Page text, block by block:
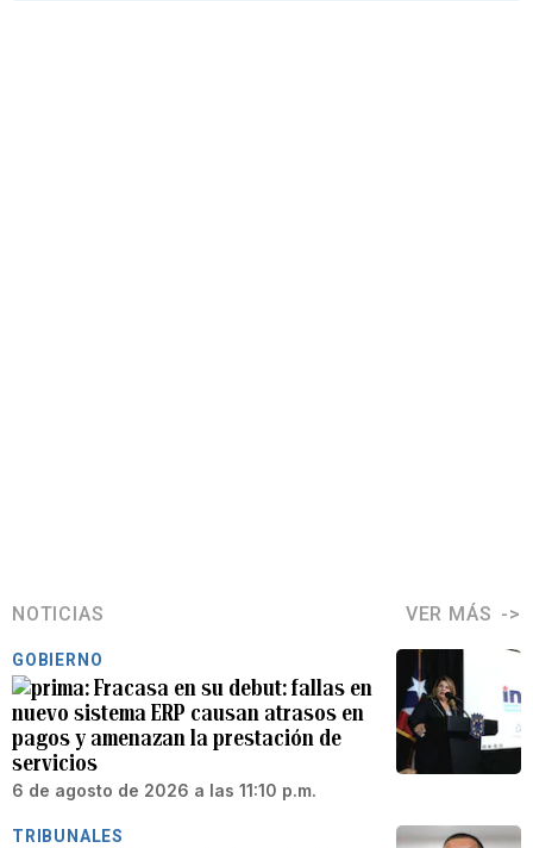
NOTICIAS VER MÁS
GOBIERNO
Fracasa en su debut: fallas en
nuevo sistema ERP causan atrasos en
pagos y amenazan la prestación de
servicios
6 de agosto de 2026 a las 11:10 p.m.
TRIBUNALES